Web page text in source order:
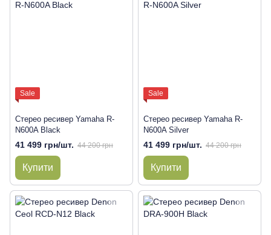
Sale
Стерео ресивер Yamaha R-
N600A Black
41 499 грн/шт. 44 200 грн
Купити
Sale
Стерео ресивер Yamaha R-
N600A Silver
41 499 грн/шт. 44 200 грн
Купити